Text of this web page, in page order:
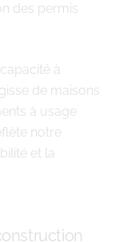
des permis
à
de maisons
à usage
notre
et la